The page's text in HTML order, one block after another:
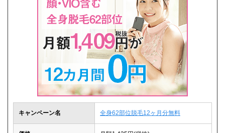
キャンペーン名 全身62部位脱毛12ヶ月分無料